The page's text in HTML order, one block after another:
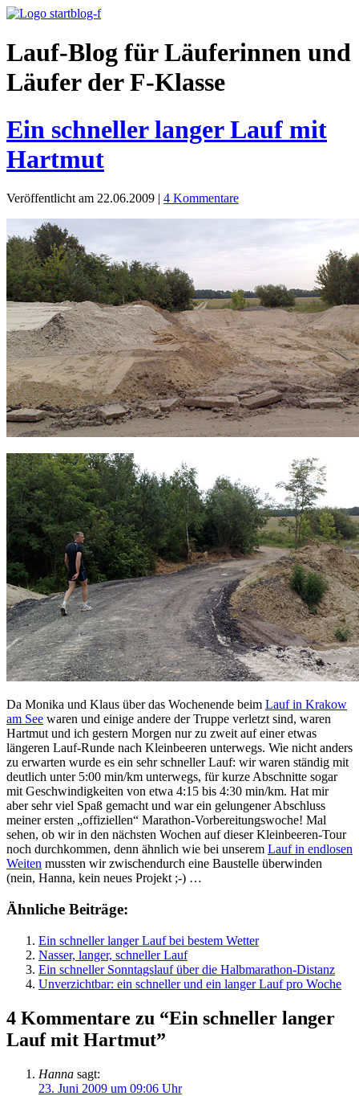
Lauf-Blog für Läuferinnen und
Läufer der F-Klasse
Ein schneller langer Lauf mit
Hartmut
Veröffentlicht am 22.06.2009 | 4 Kommentare
Da Monika und Klaus über das Wochenende beim Lauf in Krakow
am See waren und einige andere der Truppe verletzt sind, waren
Hartmut und ich gestern Morgen nur zu zweit auf einer etwas
längeren Lauf-Runde nach Kleinbeeren unterwegs. Wie nicht anders
zu erwarten wurde es ein sehr schneller Lauf: wir waren ständig mit
deutlich unter 5:00 min/km unterwegs, für kurze Abschnitte sogar
mit Geschwindigkeiten von etwa 4:15 bis 4:30 min/km. Hat mir
aber sehr viel Spaß gemacht und war ein gelungener Abschluss
meiner ersten „offiziellen“ Marathon-Vorbereitungswoche! Mal
sehen, ob wir in den nächsten Wochen auf dieser Kleinbeeren-Tour
noch durchkommen, denn ähnlich wie bei unserem Lauf in endlosen
Weiten mussten wir zwischendurch eine Baustelle überwinden
(nein, Hanna, kein neues Projekt ;-) …
Ähnliche Beiträge:
Ein schneller langer Lauf bei bestem Wetter
Nasser, langer, schneller Lauf
Ein schneller Sonntagslauf über die Halbmarathon-Distanz
Unverzichtbar: ein schneller und ein langer Lauf pro Woche
4 Kommentare zu “Ein schneller langer
Lauf mit Hartmut”
Hanna sagt:
23. Juni 2009 um 09:06 Uhr